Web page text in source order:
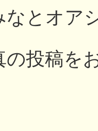
なとオア
の投稿を